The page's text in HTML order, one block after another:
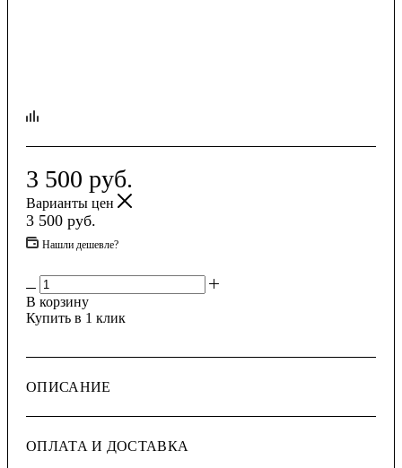
3 500 руб.
Варианты цен
3 500 руб.
Нашли дешевле?
В корзину
Купить в 1 клик
ОПИСАНИЕ
ОПЛАТА И ДОСТАВКА